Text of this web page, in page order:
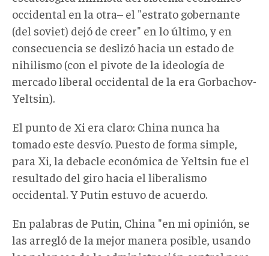
occidental en la otra– el "estrato gobernante
(del soviet) dejó de creer" en lo último, y en
consecuencia se deslizó hacia un estado de
nihilismo (con el pivote de la ideología de
mercado liberal occidental de la era Gorbachov-
Yeltsin).
El punto de Xi era claro: China nunca ha
tomado este desvío. Puesto de forma simple,
para Xi, la debacle económica de Yeltsin fue el
resultado del giro hacia el liberalismo
occidental. Y Putin estuvo de acuerdo.
En palabras de Putin, China "en mi opinión, se
las arregló de la mejor manera posible, usando